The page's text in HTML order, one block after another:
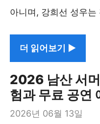
아니며, 강희선 성우
더 읽어보기 ▶︎
2026 남산 서
험과 무료 공연
2026년 06월 13일